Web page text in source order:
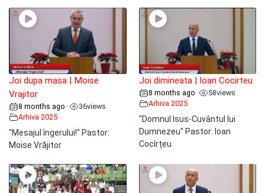
Joi dupa masa | Moise
Vrajitor
8 months ago • 36views
Arhiva 2025
"Mesajul îngerului!" Pastor:
Moise Vrăjitor
Joi dimineata | Ioan Cocirteu
8 months ago • 58views
Arhiva 2025
"Domnul Isus-Cuvântul lui
Dumnezeu" Pastor: Ioan
Cocîrțeu